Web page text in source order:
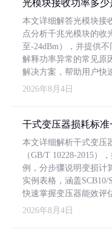
光模块接收功率多少
本文详细解答光模块接
点分析千兆光模块的收
至-24dBm），并提供
解释功率异常的常见原
解决方案，帮助用户快
2026年8月4日
干式变压器损耗标
本文详细解析干式变压
（GB/T 10228-2015）
例，分步骤说明变损计
实例表格，涵盖
快速掌握变压器能效评
2026年8月4日